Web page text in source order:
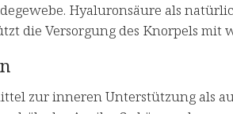
Hyaluronsäure als
die Versorgung des Knorpels mit
zur inneren Unterstützung als